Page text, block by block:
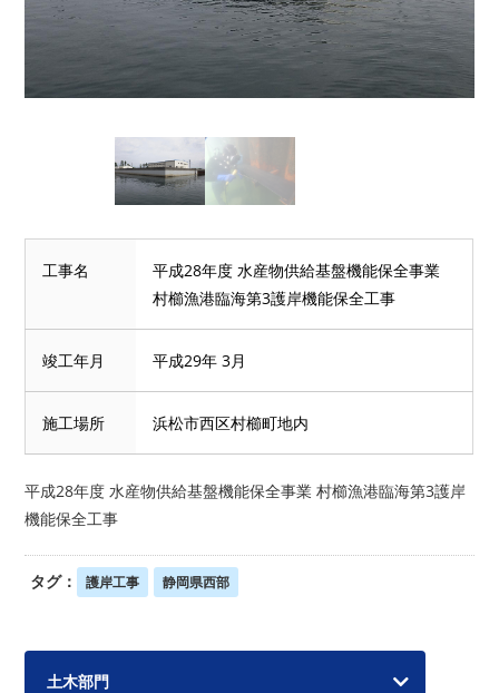
工事名
平成28年度 水産物供給基盤機能保全事業
村櫛漁港臨海第3護岸機能保全工事
竣工年月 平成29年 3月
施工場所 浜松市西区村櫛町地内
平成28年度 水産物供給基盤機能保全事業 村櫛漁港臨海第3護岸
機能保全工事
タグ： 護岸工事 静岡県西部
土木部門